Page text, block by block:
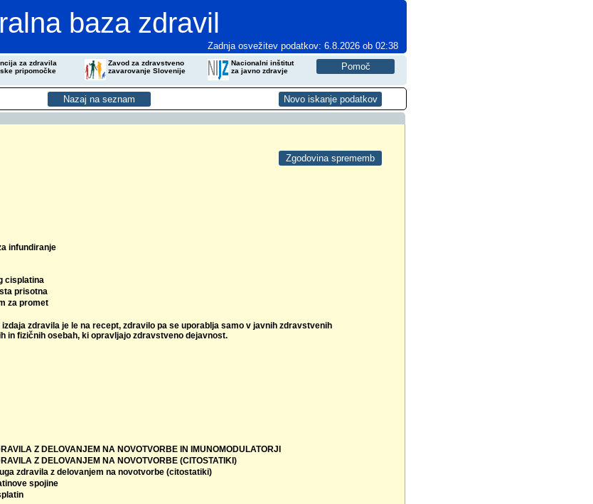
baza zdravil
Zadnja osvežitev podatkov: 6.8.2026 ob 02:38
za zdravila
pripomočke
Zavod za zdravstveno
zavarovanje Slovenije
Nacionalni inštitut
za javno zdravje
infundiranje
cisplatina
prisotna
za promet
izdaja zdravila je le na recept, zdravilo pa se uporablja samo v javnih zdravstvenih
in fizičnih osebah, ki opravljajo zdravstveno dejavnost.
Z DELOVANJEM NA NOVOTVORBE IN IMUNOMODULATORJI
Z DELOVANJEM NA NOVOTVORBE (CITOSTATIKI)
zdravila z delovanjem na novotvorbe (citostatiki)
spojine